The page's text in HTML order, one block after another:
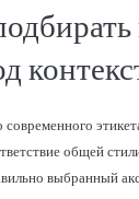
современного
общей
выбранный